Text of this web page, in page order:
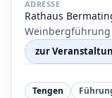
ADRESSE
Rathaus
Weinbergführung
zur
Tengen